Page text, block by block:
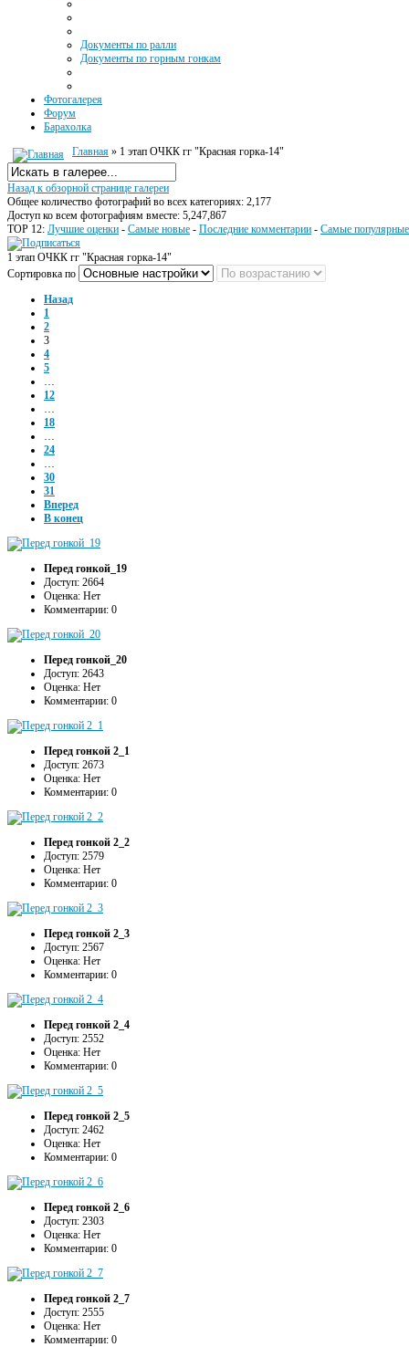
Документы по ралли
Документы по горным гонкам
Фотогалерея
Форум
Барахолка
Главная » 1 этап ОЧКК гг "Красная горка-14"
Назад к обзорной странице галереи
Общее количество фотографий во всех категориях: 2,177
Доступ ко всем фотографиям вместе: 5,247,867
TOP 12: Лучшие оценки - Самые новые - Последние комментарии - Самые популярные
1 этап ОЧКК гг "Красная горка-14"
Сортировка по
Назад
1
2
3
4
5
…
12
…
18
…
24
…
30
31
Вперед
В конец
Перед гонкой_19
Доступ: 2664
Оценка: Нет
Комментарии: 0
Перед гонкой_20
Доступ: 2643
Оценка: Нет
Комментарии: 0
Перед гонкой 2_1
Доступ: 2673
Оценка: Нет
Комментарии: 0
Перед гонкой 2_2
Доступ: 2579
Оценка: Нет
Комментарии: 0
Перед гонкой 2_3
Доступ: 2567
Оценка: Нет
Комментарии: 0
Перед гонкой 2_4
Доступ: 2552
Оценка: Нет
Комментарии: 0
Перед гонкой 2_5
Доступ: 2462
Оценка: Нет
Комментарии: 0
Перед гонкой 2_6
Доступ: 2303
Оценка: Нет
Комментарии: 0
Перед гонкой 2_7
Доступ: 2555
Оценка: Нет
Комментарии: 0